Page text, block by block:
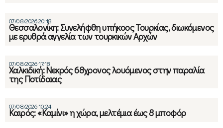
07/08/2026 20:18
Θεσσαλονίκη: Συνελήφθη υπήκοος Τουρκίας, διωκόμενος
με ερυθρά αγγελία των τουρκικών Αρχών
07/08/2026 17:18
Χαλκιδική: Νεκρός 68χρονος λουόμενος στην παραλία
της Ποτίδαιας
07/08/2026 10:24
Καιρός: «Καμίνι» η χώρα, μελτέμια έως 8 μποφόρ